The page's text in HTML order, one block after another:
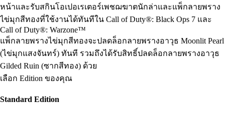
หน้าและรับสกินโอเปอเรเตอร์เพชฌฆาตนักล่าและแพ็กลายพราง
ไข่มุกสีทองที่ใช้งานได้ทันทีใน Call of Duty®: Black Ops 7 และ
Call of Duty®: Warzone™
แพ็กลายพรางไข่มุกสีทองจะปลดล็อกลายพรางอาวุธ Moonlit Pearl
(ไข่มุกแสงจันทร์) ทันที รวมถึงได้รับสิทธิ์ปลดล็อกลายพรางอาวุธ
Gilded Ruin (ซากสีทอง) ด้วย
เลือก Edition ของคุณ
Standard Edition